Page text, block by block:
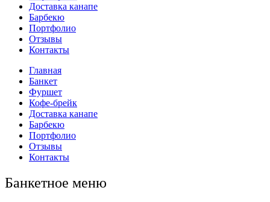
Доставка канапе
Барбекю
Портфолио
Отзывы
Контакты
Главная
Банкет
Фуршет
Кофе-брейк
Доставка канапе
Барбекю
Портфолио
Отзывы
Контакты
Банкетное меню